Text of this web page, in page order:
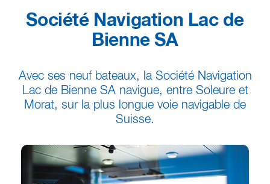
Société Navigation Lac de
Bienne SA
Avec ses neuf bateaux, la Société Navigation
Lac de Bienne SA navigue, entre Soleure et
Morat, sur la plus longue voie navigable de
Suisse.